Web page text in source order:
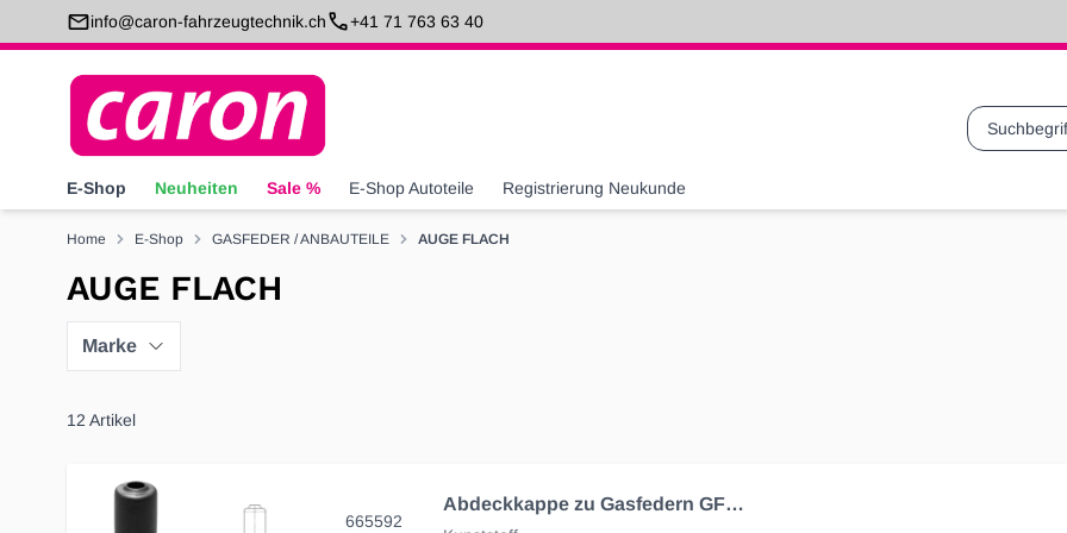
Direkt zum Inhaltinfo@caron-fahrzeugtechnik.ch +41 71 763 63 40
Suche
E-Shop Neuheiten Sale % E-Shop Autoteile Registrierung Neukunde
Home E-Shop GASFEDER / ANBAUTEILE AUGE FLACH
AUGE FLACH
Marke
12 Artikel
665592
Abdeckkappe zu Gasfedern GF 10/22